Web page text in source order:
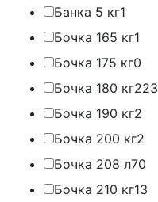
Банка 5 кг1
Бочка 165 кг1
Бочка 175 кг0
Бочка 180 кг223
Бочка 190 кг2
Бочка 200 кг2
Бочка 208 л70
Бочка 210 кг13